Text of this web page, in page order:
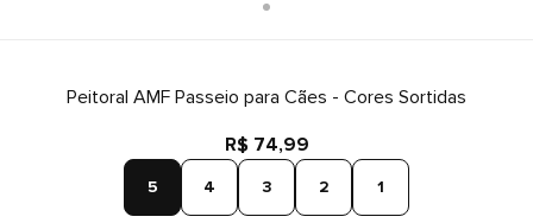
Peitoral AMF Passeio para Cães - Cores Sortidas
R$ 74,99
5 4 3 2 1